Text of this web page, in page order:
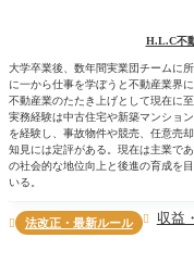
H.L.C不
大学卒業後、数年間実業団チームに
に一から仕事を学ぼうと不動産業界
不動産業のたたき上げとして現在に至
実務経験は中古住宅や新築マンショ
を経験し、事故物件や競売、任意売
知見には定評がある。現在は主業で
の社会的な地位向上と後進の育成を
いる。
 法改正・最新ルール  収益